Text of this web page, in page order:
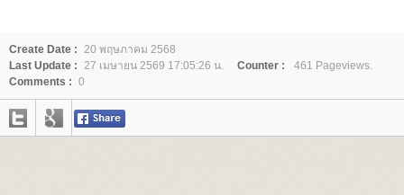
Create Date : 20 พฤษภาคม 2568
Last Update : 27 เมษายน 2569 17:05:26 น. Counter :
461 Pageviews.
Comments : 0